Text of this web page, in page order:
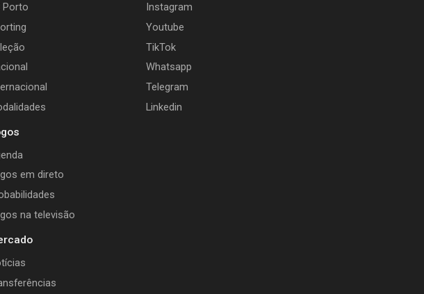
Porto
em direto
na televisão
Instagram
Youtube
TikTok
Whatsapp
Telegram
Linkedin